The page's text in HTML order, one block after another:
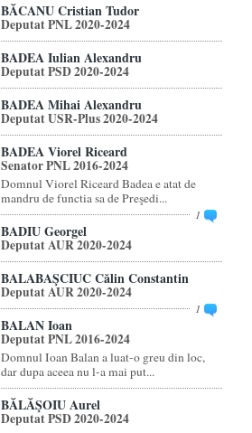
BĂCANU Cristian Tudor
Deputat PNL 2020-2024
BADEA Iulian Alexandru
Deputat PSD 2020-2024
BADEA Mihai Alexandru
Deputat USR-Plus 2020-2024
BADEA Viorel Riceard
Senator PNL 2016-2024
Domnul Viorel Riceard Badea e atat de
mandru de functia sa de Preşedi...
1
BADIU Georgel
Deputat AUR 2020-2024
BALABAŞCIUC Călin Constantin
Deputat AUR 2020-2024
1
BALAN Ioan
Deputat PNL 2016-2024
Domnul Ioan Balan a luat-o greu din loc,
dar dupa aceea nu l-a mai put...
BĂLĂŞOIU Aurel
Deputat PSD 2020-2024